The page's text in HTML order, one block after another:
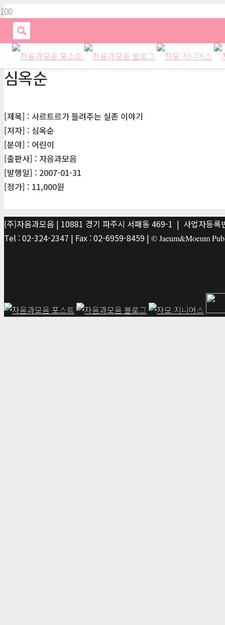
심옥순
[제목] : 사르트르가 들려주는 실존 이야기
[저자] : 심옥순
[분야] : 어린이
[출판사] : 자음과모음
[발행일] : 2007-01-31
[정가] : 11,000원
(주)자음과모음 | 10881 경기 파주시 서패동 469-1 | 사업자등
Tel : 02-324-2347 | Fax : 02-6959-8459 | © Jaeum&Moeum